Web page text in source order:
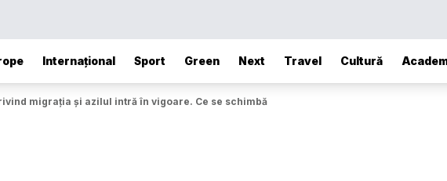
Internațional Sport Green Next Travel Cultură
migrația și azilul intră în vigoare. Ce se schimbă